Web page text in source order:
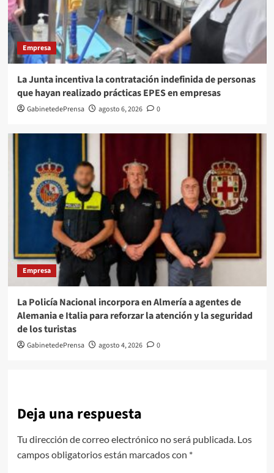
Empresa
La Junta incentiva la contratación indefinida de personas
que hayan realizado prácticas EPES en empresas
GabinetedePrensa agosto 6, 2026 0
Empresa
La Policía Nacional incorpora en Almería a agentes de
Alemania e Italia para reforzar la atención y la seguridad
de los turistas
GabinetedePrensa agosto 4, 2026 0
Deja una respuesta
Tu dirección de correo electrónico no será publicada. Los
campos obligatorios están marcados con *